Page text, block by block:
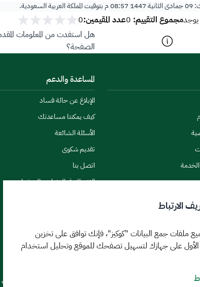
09 جمادى الثانية 1447 08:57 م بتوقيت المملكة العربية السعودية.
يوجدمجموع التقييم: 0عدد المقيمين:0
هل استفدت من المعلومات
الصفحة؟
المساعدة والدعم
الإبلاغ عن حالة فساد
كيف يمكننا مساعدتك
الأسئلة الشائعة
تقديم شكوى
اتصل بنا
الاشتراك في النشرات والتحذيرات
الارتباط
ملفات جمع البيانات "كوكيز"، فإنك توافق على تخزين
الأول على جهازك لتسهيل تصفحك للموقع وتحليل استخدام